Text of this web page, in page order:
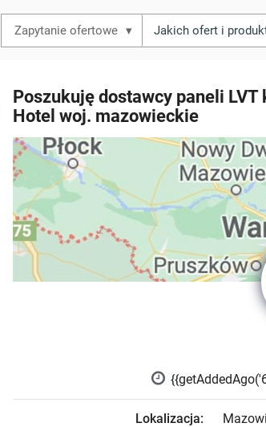
▾
Poszukuję dostawcy paneli
Hotel woj. mazowieckie
Lokalizacja: